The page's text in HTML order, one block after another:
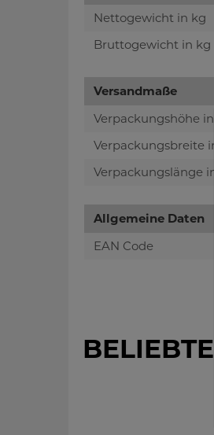
Nettogewicht in kg
Bruttogewicht in kg
Versandmaße
Verpackungshöhe in
Verpackungsbreite
Verpackungslänge
Allgemeine Daten
EAN Code